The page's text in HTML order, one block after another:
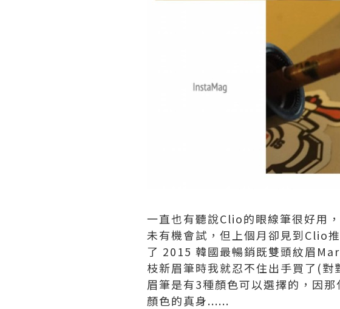
一直也有聽說Clio的眼線筆很好用
未有機會試，但上個月卻見到
了 2015 韓國最暢銷既雙頭紋眉
枝新眉筆時我就忍不住出手買了(
眉筆是有3種顏色可以選擇的，因
顏色的真身......